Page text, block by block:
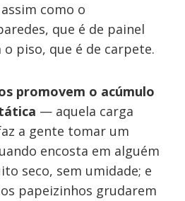
como o
que é de painel
piso, que é de carpete.
promovem o acúmulo
— aquela carga
a gente tomar um
encosta em alguém
seco, sem umidade; e
papeizinhos grudarem